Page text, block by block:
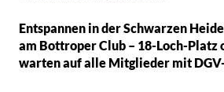
Entspannen in der Schwarzen
am Bottroper Club – 18-Loch-Platz
warten auf alle Mitglieder mit